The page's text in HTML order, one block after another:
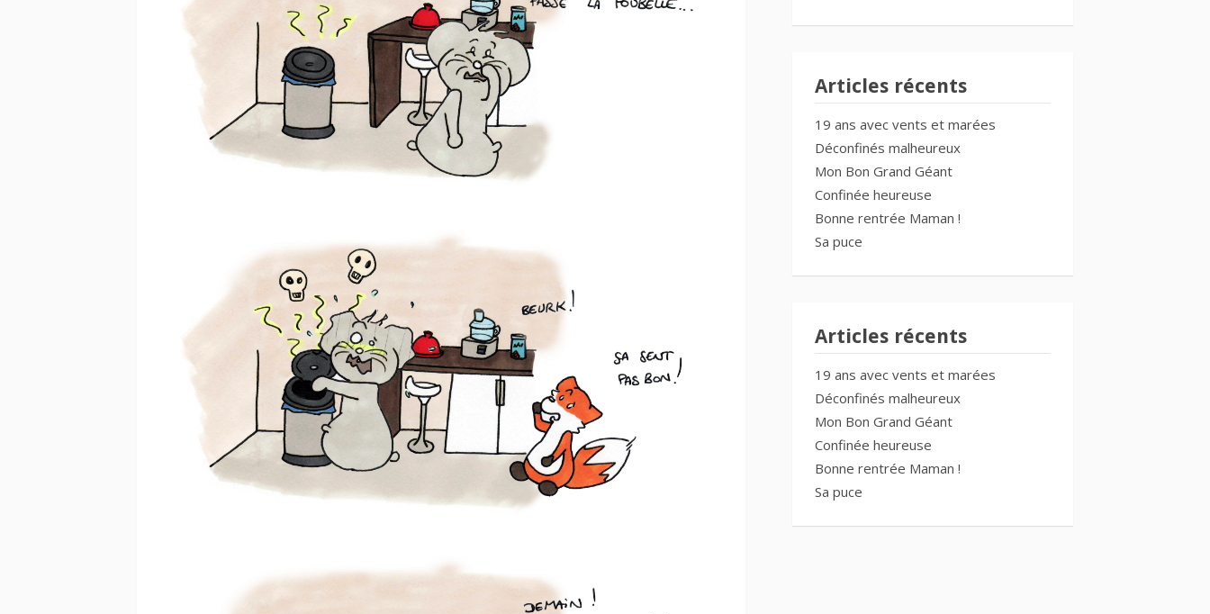
Articles récents
19 ans avec vents et marées
Déconfinés malheureux
Mon Bon Grand Géant
Confinée heureuse
Bonne rentrée Maman !
Sa puce
Articles récents
19 ans avec vents et marées
Déconfinés malheureux
Mon Bon Grand Géant
Confinée heureuse
Bonne rentrée Maman !
Sa puce